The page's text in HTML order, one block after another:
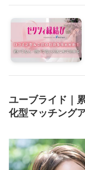
ユーブライド｜
化型マッチング